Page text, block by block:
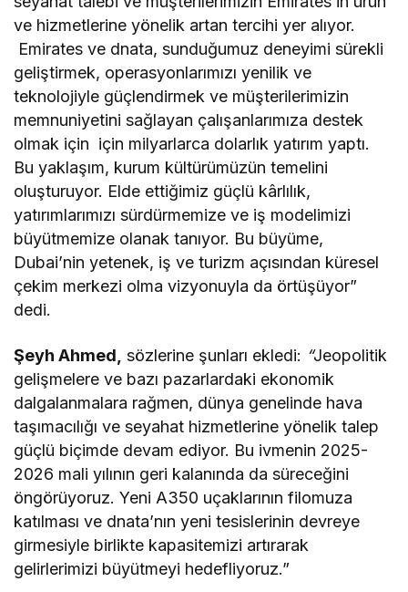
ve hizmetlerine yönelik artan tercihi yer alıyor.
Emirates ve dnata, sunduğumuz deneyimi sürekli
geliştirmek, operasyonlarımızı yenilik ve
teknolojiyle güçlendirmek ve müşterilerimizin
memnuniyetini sağlayan çalışanlarımıza destek
olmak için için milyarlarca dolarlık yatırım yaptı.
Bu yaklaşım, kurum kültürümüzün temelini
oluşturuyor. Elde ettiğimiz güçlü kârlılık,
yatırımlarımızı sürdürmemize ve iş modelimizi
büyütmemize olanak tanıyor. Bu büyüme,
Dubai’nin yetenek, iş ve turizm açısından küresel
çekim merkezi olma vizyonuyla da örtüşüyor”
dedi.
Şeyh Ahmed, sözlerine şunları ekledi: “Jeopolitik
gelişmelere ve bazı pazarlardaki ekonomik
dalgalanmalara rağmen, dünya genelinde hava
taşımacılığı ve seyahat hizmetlerine yönelik talep
güçlü biçimde devam ediyor. Bu ivmenin 2025-
2026 mali yılının geri kalanında da süreceğini
öngörüyoruz. Yeni A350 uçaklarının filomuza
katılması ve dnata’nın yeni tesislerinin devreye
girmesiyle birlikte kapasitemizi artırarak
gelirlerimizi büyütmeyi hedefliyoruz.”